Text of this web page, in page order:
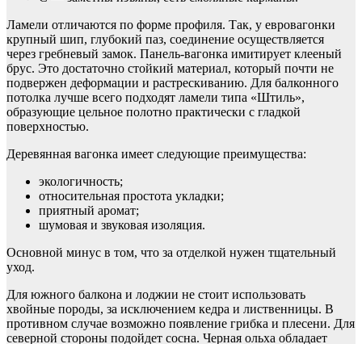
Ламели отличаются по форме профиля. Так, у евровагонки
крупный шип, глубокий паз, соединение осуществляется
через гребневый замок. Панель-вагонка имитирует клееный
брус. Это достаточно стойкий материал, который почти не
подвержен деформации и растрескиванию. Для балконного
потолка лучше всего подходят ламели типа «Штиль»,
образующие цельное полотно практически с гладкой
поверхностью.
Деревянная вагонка имеет следующие преимущества:
экологичность;
относительная простота укладки;
приятный аромат;
шумовая и звуковая изоляция.
Основной минус в том, что за отделкой нужен тщательный
уход.
Для южного балкона и лоджии не стоит использовать
хвойные породы, за исключением кедра и лиственницы. В
противном случае возможно появление грибка и плесени. Для
северной стороны подойдет сосна. Черная ольха обладает